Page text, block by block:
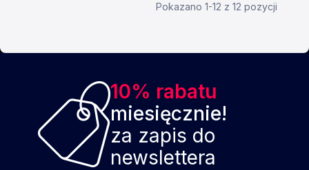
Pokazano 1-12 z 12 pozycji
10% rabatu
miesięcznie!
za zapis do
newslettera